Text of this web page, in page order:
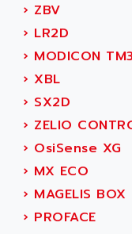
AJHUA
AJR
AKA
AKER
AKIM AG
AKKU
AKO
ALACATEL
› ZBV
› LR2D
› MODICON
› XBL
› SX2D
› ZELIO
› OsiSense XG
› MX ECO
› MAGELIS BOX
› PROFACE